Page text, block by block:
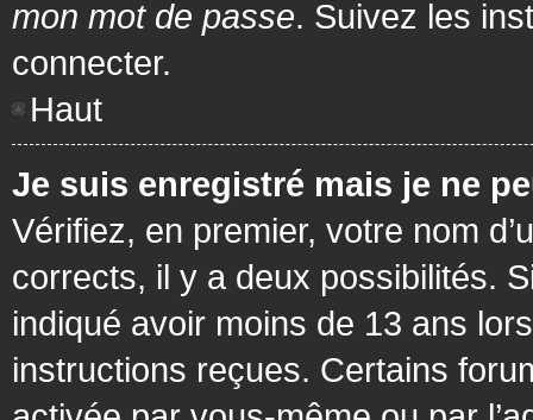
mon mot de passe. Suivez les
connecter.
Haut
Je suis enregistré mais je ne
Vérifiez, en premier, votre nom
corrects, il y a deux possibilités.
indiqué avoir moins de 13 ans
instructions reçues. Certains